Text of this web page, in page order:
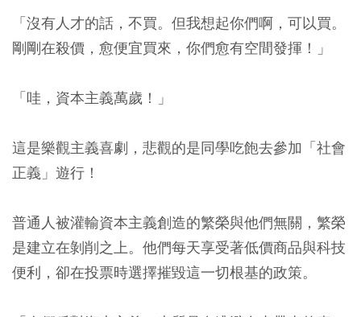
「沒有人才的話，不買。但我想起你們啊，可以買。
剛剛在殺價，愈便宜買來，你們愈有空間發揮！」
「哇，資本主義萬歲！」
這是樂觀主義喜劇，悲觀的是同學吃飽去參加「社會
正義」遊行！
普通人被灌輸資本主義創造的繁榮與他們無關，繁榮
是建立在剝削之上。他們每天享受著低價商品與科技
便利，卻在投票時選擇摧毀這一切根基的政策。